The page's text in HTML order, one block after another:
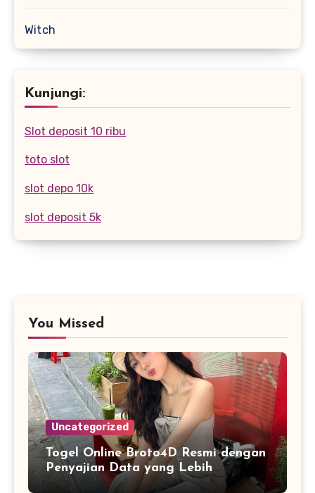
Witch
Kunjungi:
Slot deposit 10 ribu
toto slot
slot depo 10k
slot deposit 5k
You Missed
Uncategorized
Togel Online Broto4D Resmi dengan
Penyajian Data yang Lebih
Sistematis